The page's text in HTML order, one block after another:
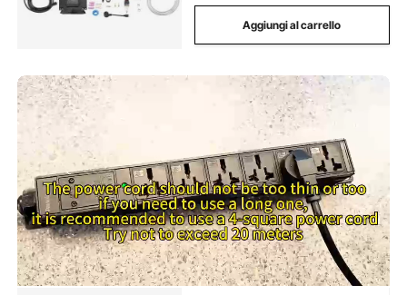
Aggiungi al carrello